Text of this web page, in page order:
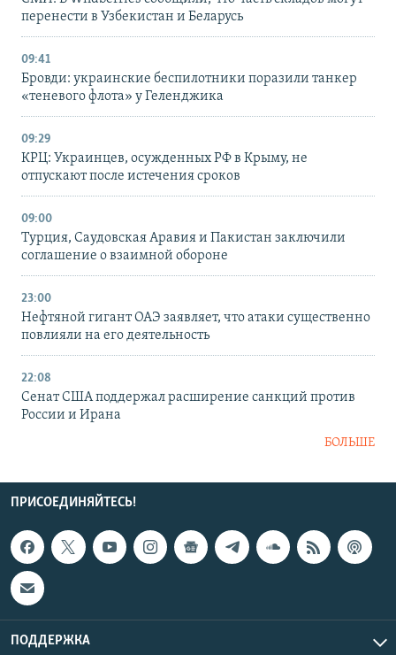
перенести в Узбекистан и Беларусь
09:41
Бровди: украинские беспилотники поразили танкер
«теневого флота» у Геленджика
09:29
КРЦ: Украинцев, осужденных РФ в Крыму, не
отпускают после истечения сроков
09:00
Турция, Саудовская Аравия и Пакистан заключили
соглашение о взаимной обороне
23:00
Нефтяной гигант ОАЭ заявляет, что атаки существенно
повлияли на его деятельность
22:08
Сенат США поддержал расширение санкций против
России и Ирана
БОЛЬШЕ
ПРИСОЕДИНЯЙТЕСЬ!
ПОДДЕРЖКА